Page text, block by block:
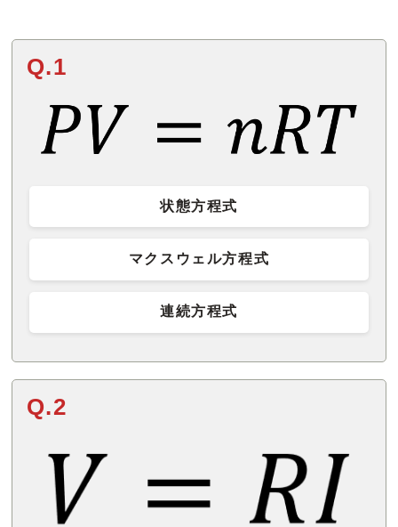
Q.1
状態方程式
マクスウェル方程式
連続方程式
Q.2